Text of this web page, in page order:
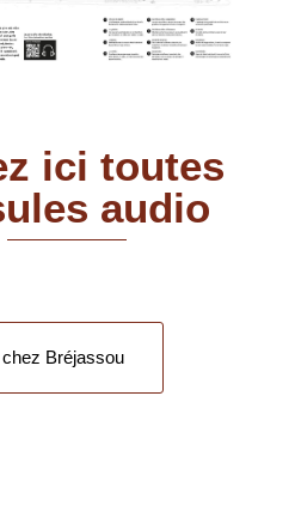
ici toutes
audio
chez Bréjassou